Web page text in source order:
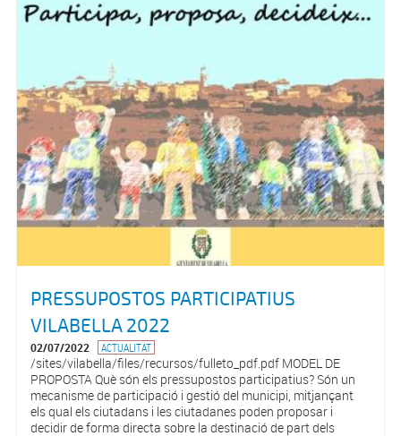
PRESSUPOSTOS PARTICIPATIUS
VILABELLA 2022
02/07/2022 ACTUALITAT
/sites/vilabella/files/recursos/fulleto_pdf.pdf MODEL DE
PROPOSTA Què són els pressupostos participatius? Són un
mecanisme de participació i gestió del municipi, mitjançant
els qual els ciutadans i les ciutadanes poden proposar i
decidir de forma directa sobre la destinació de part dels